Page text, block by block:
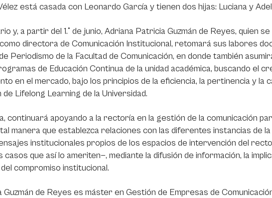
está casada con Leonardo García y tienen dos hijas: Luciana y
y, a partir del 1.° de junio, Adriana Patricia Guzmán de Reyes, quien
directora de Comunicación Institucional, retomará sus labores
Periodismo de la Facultad de Comunicación, en donde también
de Educación Continua de la unidad académica, buscando el
en el mercado, bajo los principios de la eficiencia, la pertinencia y la
Lifelong Learning de la Universidad.
continuará apoyando a la rectoría en la gestión de la comunicación
manera que establezca relaciones con las diferentes instancias de
institucionales propios de los espacios de intervención del
casos que así lo ameriten—, mediante la difusión de información, la
compromiso institucional.
de Reyes es máster en Gestión de Empresas de